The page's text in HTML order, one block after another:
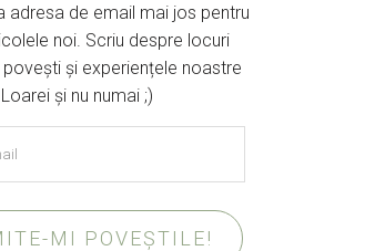
adresa de email mai jos pentru
noi. Scriu despre locuri
și experiențele noastre
și nu numai ;)
MI POVEȘTILE!